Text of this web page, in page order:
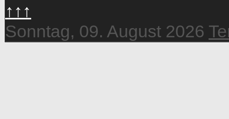
↑↑↑
Sonntag, 09. August 2026